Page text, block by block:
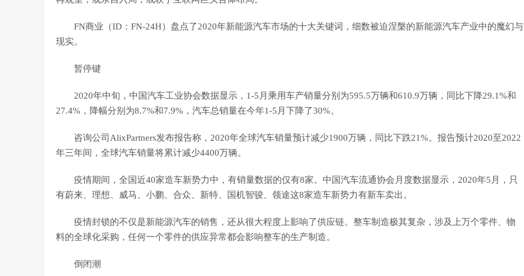
FN商业（ID：FN-24H）盘点了2020年新能源汽车市场的十大关键词，细数被迫涅槃的新能源汽车产业中的魔幻与
现实。
暂停键
2020年中旬，中国汽车工业协会数据显示，1-5月乘用车产销量分别为595.5万辆和610.9万辆，同比下降29.1%和
27.4%，降幅分别为8.7%和7.9%，汽车总销量在今年1-5月下降了30%。
咨询公司AlixPartners发布报告称，2020年全球汽车销量预计减少1900万辆，同比下跌21%。报告预计2020至2022
年三年间，全球汽车销量将累计减少4400万辆。
疫情期间，全国近40家造车新势力中，有销量数据的仅有8家。中国汽车流通协会月度数据显示，2020年5月，只
有蔚来、理想、威马、小鹏、合众、新特、国机智骏、领途这8家造车新势力有新车卖出。
疫情封锁的不仅是新能源汽车的销售，还从很大程度上影响了供应链。整车制造极其复杂，涉及上万个零件、物
料的全球化采购，任何一个零件的供应异常都会影响整车的生产制造。
倒闭潮